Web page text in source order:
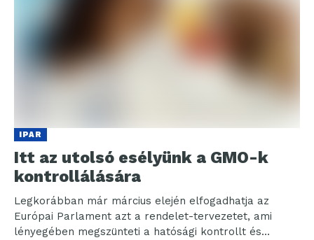
IPAR
Itt az utolsó esélyünk a GMO-k
kontrollálására
Legkorábban már március elején elfogadhatja az
Európai Parlament azt a rendelet-tervezetet, ami
lényegében megszünteti a hatósági kontrollt és